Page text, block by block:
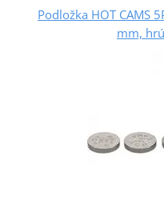
Podložka HOT CAMS
mm,